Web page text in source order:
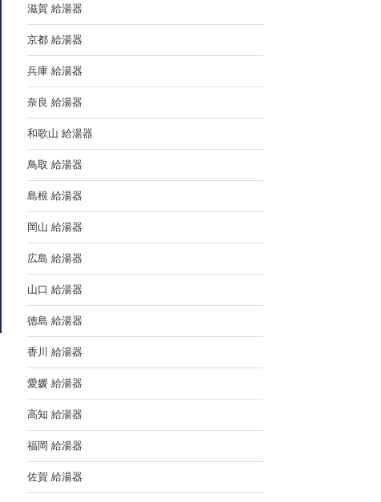
滋賀 給湯器
京都 給湯器
兵庫 給湯器
奈良 給湯器
和歌山 給湯器
鳥取 給湯器
島根 給湯器
岡山 給湯器
広島 給湯器
山口 給湯器
徳島 給湯器
香川 給湯器
愛媛 給湯器
高知 給湯器
福岡 給湯器
佐賀 給湯器